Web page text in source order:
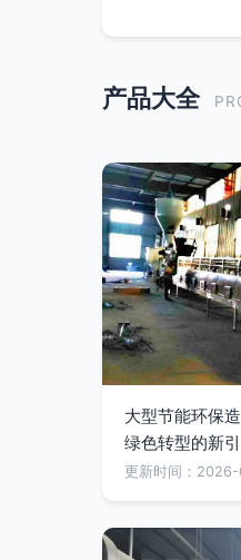
产品大全
大型节能环保
绿色转型的新
更新时间：